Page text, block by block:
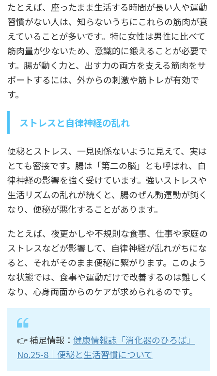
たとえば、座ったまま生活する時間が長い人や運動
習慣がない人は、知らないうちにこれらの筋肉が衰
えていることが多いです。特に女性は男性に比べて
筋肉量が少ないため、意識的に鍛えることが必要で
す。腸が動く力と、出す力の両方を支える筋肉をサ
ポートするには、外からの刺激や筋トレが有効で
す。
ストレスと自律神経の乱れ
便秘とストレス、一見関係ないように見えて、実は
とても密接です。腸は「第二の脳」とも呼ばれ、自
律神経の影響を強く受けています。強いストレスや
生活リズムの乱れが続くと、腸のぜん動運動が鈍く
なり、便秘が悪化することがあります。
たとえば、夜更かしや不規則な食事、仕事や家庭の
ストレスなどが影響して、自律神経が乱れがちにな
ると、それがそのまま便秘に繋がります。このよう
な状態では、食事や運動だけで改善するのは難しく
なり、心身両面からのケアが求められるのです。
👉 補足情報： 健康情報誌「消化器のひろば」
No.25-8｜便秘と生活習慣について